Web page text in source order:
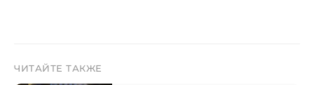
ЧИТАЙТЕ ТАКЖЕ